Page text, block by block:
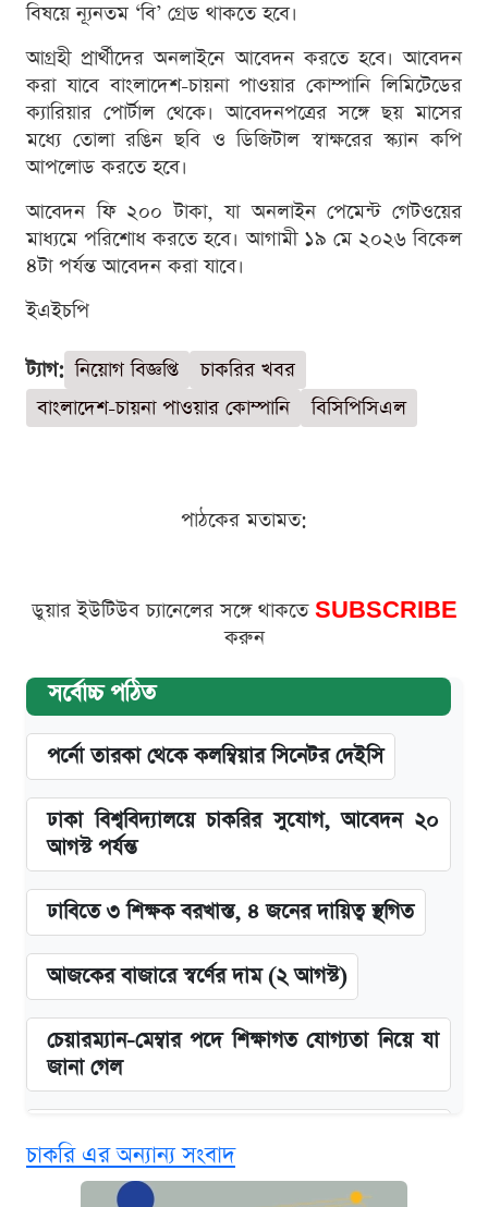
বিষয়ে ন্যূনতম ‘বি’ গ্রেড থাকতে হবে।
আগ্রহী প্রার্থীদের অনলাইনে আবেদন করতে হবে। আবেদন
করা যাবে বাংলাদেশ-চায়না পাওয়ার কোম্পানি লিমিটেডের
ক্যারিয়ার পোর্টাল থেকে। আবেদনপত্রের সঙ্গে ছয় মাসের
মধ্যে তোলা রঙিন ছবি ও ডিজিটাল স্বাক্ষরের স্ক্যান কপি
আপলোড করতে হবে।
আবেদন ফি ২০০ টাকা, যা অনলাইন পেমেন্ট গেটওয়ের
মাধ্যমে পরিশোধ করতে হবে। আগামী ১৯ মে ২০২৬ বিকেল
৪টা পর্যন্ত আবেদন করা যাবে।
ইএইচপি
ট্যাগ: নিয়োগ বিজ্ঞপ্তি
চাকরির খবর
বাংলাদেশ-চায়না পাওয়ার কোম্পানি
বিসিপিসিএল
পাঠকের মতামত:
ডুয়ার ইউটিউব চ্যানেলের সঙ্গে থাকতে SUBSCRIBE
করুন
সর্বোচ্চ পঠিত
পর্নো তারকা থেকে কলম্বিয়ার সিনেটর দেইসি
ঢাকা বিশ্ববিদ্যালয়ে চাকরির সুযোগ, আবেদন ২০
আগস্ট পর্যন্ত
ঢাবিতে ৩ শিক্ষক বরখাস্ত, ৪ জনের দায়িত্ব স্থগিত
আজকের বাজারে স্বর্ণের দাম (২ আগস্ট)
চেয়ারম্যান-মেম্বার পদে শিক্ষাগত যোগ্যতা নিয়ে যা
জানা গেল
ভাতা
চাকরি এর অন্যান্য সংবাদ